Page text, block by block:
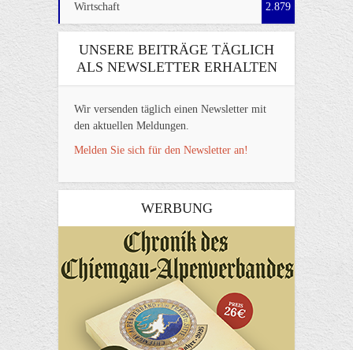
Wirtschaft 2.879
UNSERE BEITRÄGE TÄGLICH
ALS NEWSLETTER ERHALTEN
Wir versenden täglich einen Newsletter mit
den aktuellen Meldungen.
Melden Sie sich für den Newsletter an!
WERBUNG